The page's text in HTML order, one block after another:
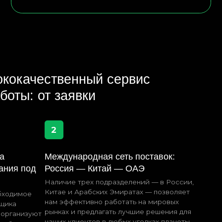
— Китай — ОАЭ
трех подразделений — в России,
и Арабских Эмиратах — позволяет
клиентов в любых уголках планеты.